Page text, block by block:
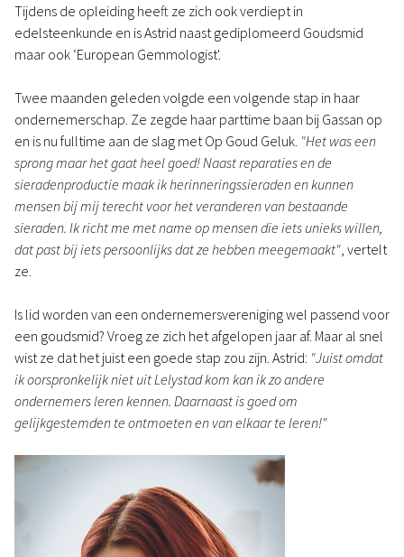
Tijdens de opleiding heeft ze zich ook verdiept in
edelsteenkunde en is Astrid naast gediplomeerd Goudsmid
maar ook ‘European Gemmologist'.
Twee maanden geleden volgde een volgende stap in haar
ondernemerschap. Ze zegde haar parttime baan bij Gassan op
en is nu fulltime aan de slag met Op Goud Geluk. "Het was een
sprong maar het gaat heel goed! Naast reparaties en de
sieradenproductie maak ik herinneringssieraden en kunnen
mensen bij mij terecht voor het veranderen van bestaande
sieraden. Ik richt me met name op mensen die iets unieks willen,
dat past bij iets persoonlijks dat ze hebben meegemaakt", vertelt
ze.
Is lid worden van een ondernemersvereniging wel passend voor
een goudsmid? Vroeg ze zich het afgelopen jaar af. Maar al snel
wist ze dat het juist een goede stap zou zijn. Astrid: "Juist omdat
ik oorspronkelijk niet uit Lelystad kom kan ik zo andere
ondernemers leren kennen. Daarnaast is goed om
gelijkgestemden te ontmoeten en van elkaar te leren!"